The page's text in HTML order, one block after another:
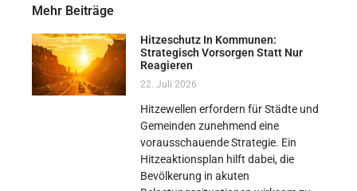
Mehr Beiträge
Hitzeschutz In Kommunen:
Strategisch Vorsorgen Statt Nur
Reagieren
22. Juli 2026
Hitzewellen erfordern für Städte und
Gemeinden zunehmend eine
vorausschauende Strategie. Ein
Hitzeaktionsplan hilft dabei, die
Bevölkerung in akuten